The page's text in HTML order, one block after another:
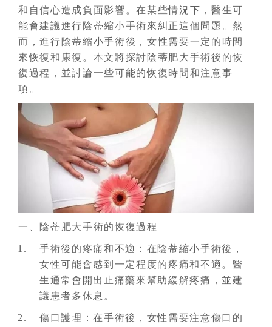
和自信心造成負面影響。在某些情況下，醫生可
能會建議進行陰蒂縮小手術來糾正這個問題。然
而，進行陰蒂縮小手術後，女性需要一定的時間
來恢復和康復。本文將探討陰蒂肥大手術後的恢
復過程，並討論一些可能的恢復時間和注意事
項。
一、陰蒂肥大手術的恢復過程
手術後的疼痛和不適：在陰蒂縮小手術後，
女性可能會感到一定程度的疼痛和不適。醫
生通常會開出止痛藥來幫助緩解疼痛，並建
議患者多休息。
傷口護理：在手術後，女性需要注意傷口的